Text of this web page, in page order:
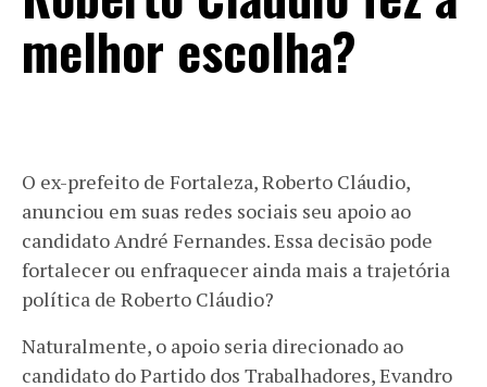
melhor escolha?
O ex-prefeito de Fortaleza, Roberto Cláudio,
anunciou em suas redes sociais seu apoio ao
candidato André Fernandes. Essa decisão pode
fortalecer ou enfraquecer ainda mais a trajetória
política de Roberto Cláudio?
Naturalmente, o apoio seria direcionado ao
candidato do Partido dos Trabalhadores, Evandro